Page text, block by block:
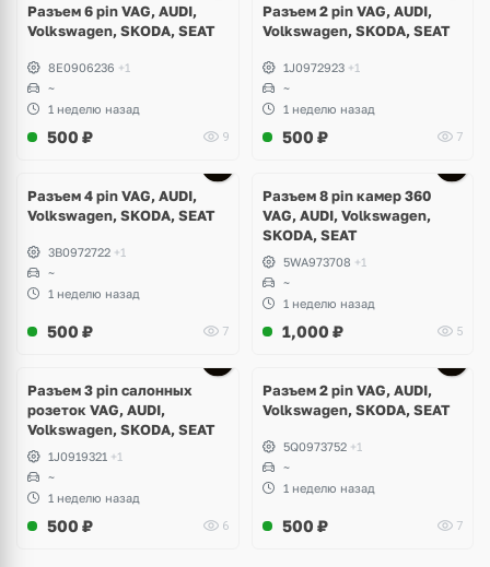
Разъем 6 pin VAG, AUDI,
Volkswagen, SKODA, SEAT
8E0906236 +1
~
1 неделю назад
500 ₽ 9
Разъем 2 pin VAG, AUDI,
Volkswagen, SKODA, SEAT
1J0972923 +1
~
1 неделю назад
500 ₽ 7
Разъем 4 pin VAG, AUDI,
Volkswagen, SKODA, SEAT
3B0972722 +1
~
1 неделю назад
500 ₽ 7
Разъем 8 pin камер 360
VAG, AUDI, Volkswagen,
SKODA, SEAT
5WA973708 +1
~
1 неделю назад
1,000 ₽ 5
Разъем 3 pin салонных
розеток VAG, AUDI,
Volkswagen, SKODA, SEAT
1J0919321 +1
~
1 неделю назад
500 ₽ 6
Разъем 2 pin VAG, AUDI,
Volkswagen, SKODA, SEAT
5Q0973752 +1
~
1 неделю назад
500 ₽ 7